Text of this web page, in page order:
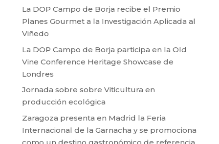
La DOP Campo de Borja recibe el Premio
Planes Gourmet a la Investigación Aplicada al
Viñedo
La DOP Campo de Borja participa en la Old
Vine Conference Heritage Showcase de
Londres
Jornada sobre sobre Viticultura en
producción ecológica
Zaragoza presenta en Madrid la Feria
Internacional de la Garnacha y se promociona